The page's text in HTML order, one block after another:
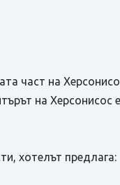
част на
на
хотелът предлага: